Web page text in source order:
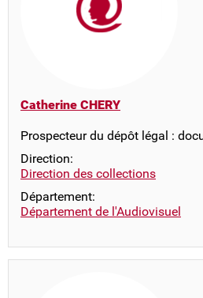
Catherine CHERY
Prospecteur du dépôt légal :
Direction:
Direction des collections
Département:
Département de l'Audiovisuel